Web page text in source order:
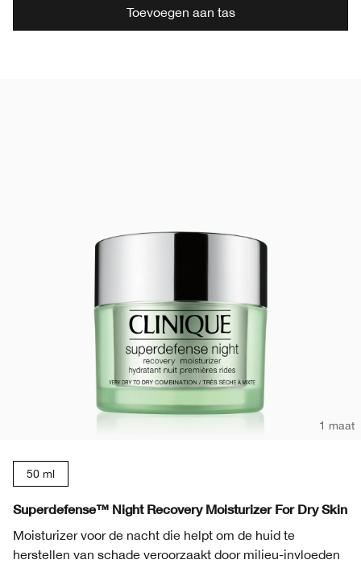
Toevoegen aan tas
1 maat
50 ml
Superdefense™ Night Recovery Moisturizer For Dry Skin
Moisturizer voor de nacht die helpt om de huid te
herstellen van schade veroorzaakt door milieu-invloeden